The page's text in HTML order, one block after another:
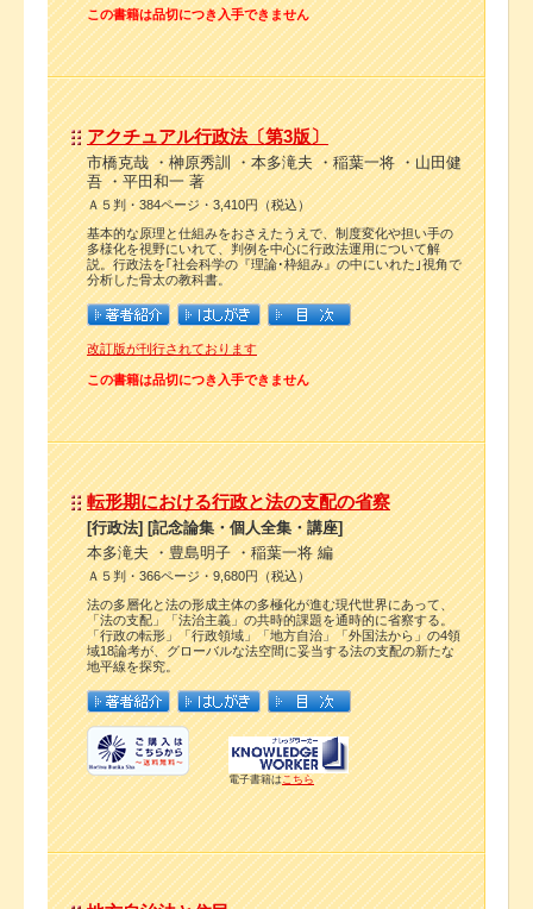
この書籍は品切につき入手できません
アクチュアル行政法〔第3版〕
市橋克哉 ・榊原秀訓 ・本多滝夫 ・稲葉一将 ・山田健
吾 ・平田和一 著
Ａ５判・384ページ・3,410円（税込）
基本的な原理と仕組みをおさえたうえで、制度変化や担い手の
多様化を視野にいれて、判例を中心に行政法運用について解
説。行政法を｢社会科学の『理論･枠組み』の中にいれた｣視角で
分析した骨太の教科書。
改訂版が刊行されております
この書籍は品切につき入手できません
転形期における行政と法の支配の省察
[行政法] [記念論集・個人全集・講座]
本多滝夫 ・豊島明子 ・稲葉一将 編
Ａ５判・366ページ・9,680円（税込）
法の多層化と法の形成主体の多極化が進む現代世界にあって、
「法の支配」「法治主義」の共時的課題を通時的に省察する。
「行政の転形」「行政領域」「地方自治」「外国法から」の4領
域18論考が、グローバルな法空間に妥当する法の支配の新たな
地平線を探究。
電子書籍はこちら